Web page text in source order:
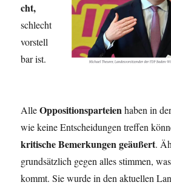
cht,
schlecht
vorstell
bar ist.
AlleOppositionsparteienhaben in
wie keine Entscheidungen treffen
kritische Bemerkungen geäußert.
grundsätzlich gegen alles stimmen,
kommt. Sie wurde in den aktuellen